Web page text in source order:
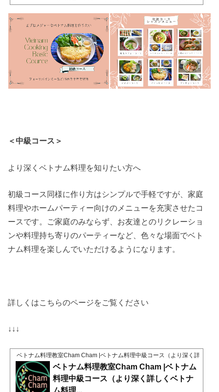
います。その他、フォーやバインミーを作るレッスン等も開催しています。
＜中級コース＞
より深くベトナム料理を知りたい方へ
初級コース同様に作り方はシンプルで手軽ですが、家庭
料理やホームパーティー向けのメニューを充実させたコ
ースです。ご家庭のみならず、お友達とのリクレーショ
ンや料理持ち寄りのパーティーなど、色々な場面でベト
ナム料理を楽しんでいただけるようになります。
詳しくはこちらのページをご覧ください
↓↓↓
ベトナム料理教室Cham Cham |ベトナム料理中級コース（より深く詳しく
ベトナム料理教室Cham Cham |ベトナム
料理中級コース（より深く詳しくベトナ